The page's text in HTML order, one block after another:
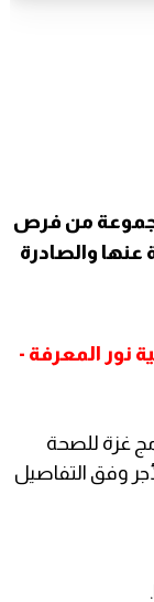
من فرص
والصادرة
نور المعرفة -
غزة للصحة
وفق التفاصيل